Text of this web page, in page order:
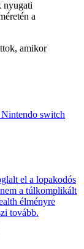
nyugati
a
amikor
switch
el a lopakodós
a túlkomplikált
élményre
tovább.